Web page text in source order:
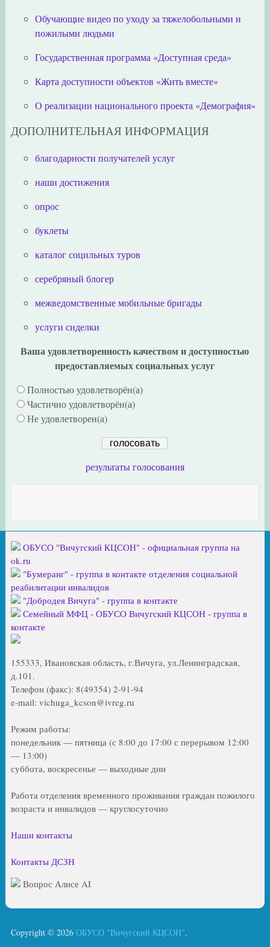
Обучающие видео по уходу за тяжелобольными и
пожилыми людьми
Государственная программа «Доступная среда»
Карта доступности объектов «Жить вместе»
О реализации национального проекта «Демография»
ДОПОЛНИТЕЛЬНАЯ ИНФОРМАЦИЯ
благодарности получателей услуг
наши достижения
опрос
буклеты
каталог социльных туров
серебряный блогер
межведомственные мобильные бригады
услуги сиделки
Ваша удовлетворенность качеством и доступностью
предоставляемых социальных услуг
Полностью удовлетворён(а)
Частично удовлетворён(а)
Не удовлетворен(а)
результаты голосования
ОБУСО "Вичугский КЦСОН" - официальная группа на
ok.ru
"Бумеранг" - группа в контакте отделения социальной
реабилитации инвалидов
"Добродея Вичуга" - группа в контакте
Семейный МФЦ - ОБУСО Вичугский КЦСОН - группа в
контакте
155333, Ивановская область, г.Вичуга, ул.Ленинградская,
д.101.
Телефон (факс): 8(49354) 2-91-94
e-mail: vichuga_kcson@ivreg.ru
Режим работы:
понедельник — пятница (с 8:00 до 17:00 с перерывом 12:00
— 13:00)
суббота, воскресенье — выходные дни
Работа отделения временного проживания граждан пожилого
возраста и инвалидов — круглосуточно
Наши контакты
Контакты ДСЗН
Вопрос Алисе AI
Copyright © 2026 ОБУСО "Вичугский КЦСОН".